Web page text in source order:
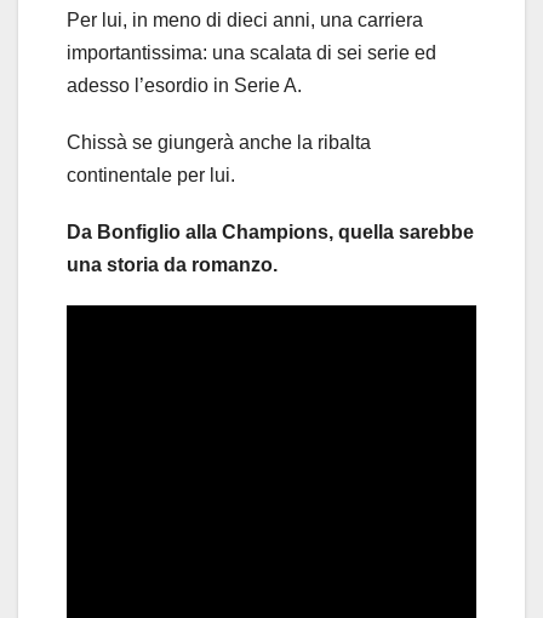
Per lui, in meno di dieci anni, una carriera
importantissima: una scalata di sei serie ed
adesso l’esordio in Serie A.
Chissà se giungerà anche la ribalta
continentale per lui.
Da Bonfiglio alla Champions, quella sarebbe
una storia da romanzo.